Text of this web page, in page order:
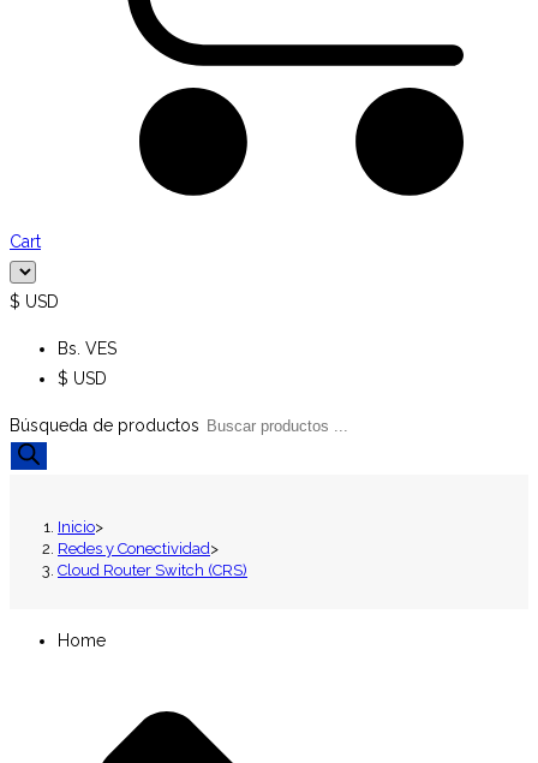
Cart
$ USD
Bs. VES
$ USD
Búsqueda de productos
Inicio>
Redes y Conectividad>
Cloud Router Switch (CRS)
Home